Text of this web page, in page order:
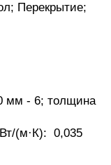
Перекрытие;
мм - 6; толщина
(м·К): 0,035